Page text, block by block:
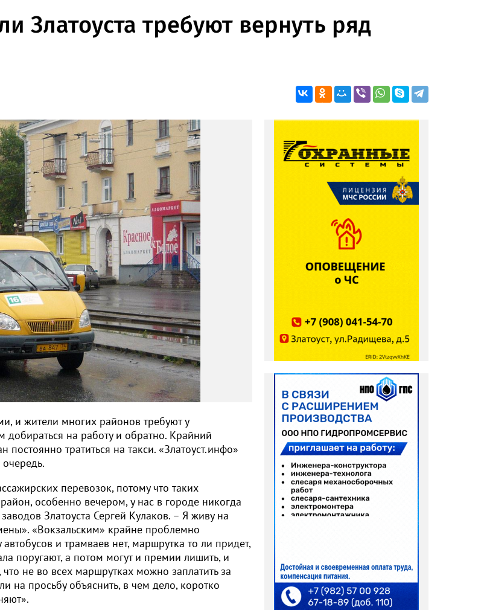
Златоуста требуют вернуть ряд
и жители многих районов требуют у
добираться на работу и обратно. Крайний
тратиться на такси. «Златоуст.инфо»
перевозок, потому что таких
особенно вечером, у нас в городе никогда
Златоуста Сергей Кулаков. – Я живу на
«Вокзальским» крайне проблемно
и трамваев нет, маршрутка то ли придет,
поругают, а потом могут и премии лишить, и
не во всех маршрутках можно заплатить за
на просьбу объяснить, в чем дело, коротко